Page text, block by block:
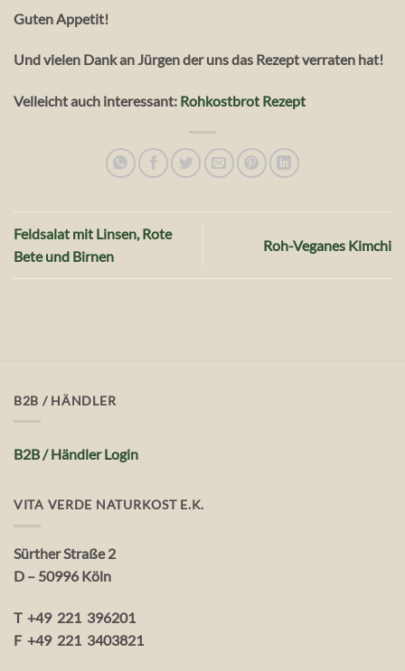
Guten Appetit!
Und vielen Dank an Jürgen der uns das Rezept verraten hat!
Velleicht auch interessant: Rohkostbrot Rezept
Feldsalat mit Linsen, Rote
Bete und Birnen
Roh-Veganes Kimchi
B2B / HÄNDLER
B2B / Händler Login
VITA VERDE NATURKOST E.K.
Sürther Straße 2
D – 50996 Köln
T +49 221 396201
F +49 221 3403821